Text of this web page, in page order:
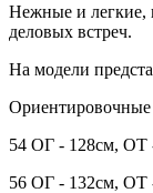
Нежные и легкие,
деловых встреч.
На модели
Ориентировочные
54 ОГ - 128см, ОТ
56 ОГ - 132см, ОТ